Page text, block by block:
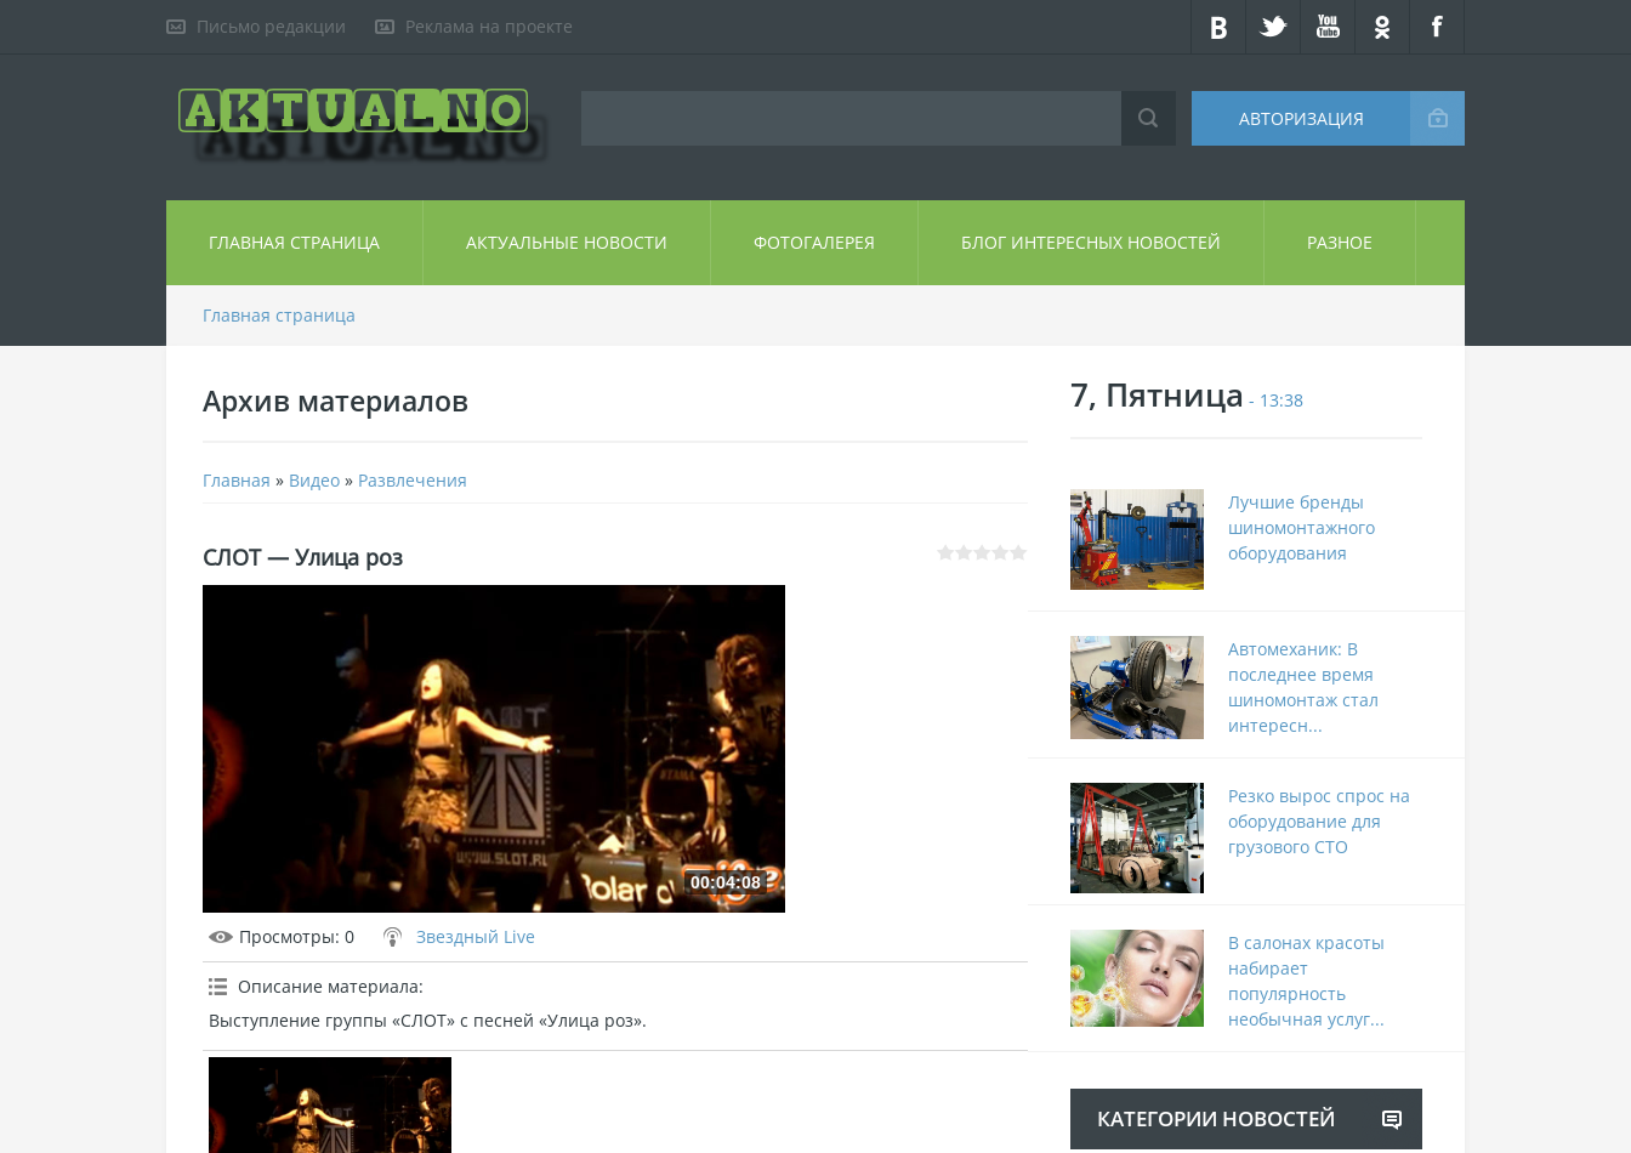
Письмо редакции Реклама на проекте
АВТОРИЗАЦИЯ
ГЛАВНАЯ СТРАНИЦА АКТУАЛЬНЫЕ НОВОСТИ ФОТОГАЛЕРЕЯ БЛОГ ИНТЕРЕСНЫХ НОВОСТЕЙ РАЗНОЕ
Главная страница
Архив материалов
Главная » Видео » Развлечения
СЛОТ — Улица роз
00:04:08
Просмотры: 0 Звездный Live
Описание материала:
Выступление группы «СЛОТ» с песней «Улица роз».
7, Пятница - 13:38
Лучшие бренды
шиномонтажного
оборудования
Автомеханик: В
последнее время
шиномонтаж стал
интересн...
Резко вырос спрос на
оборудование для
грузового СТО
В салонах красоты
набирает
популярность
необычная услуг...
КАТЕГОРИИ НОВОСТЕЙ